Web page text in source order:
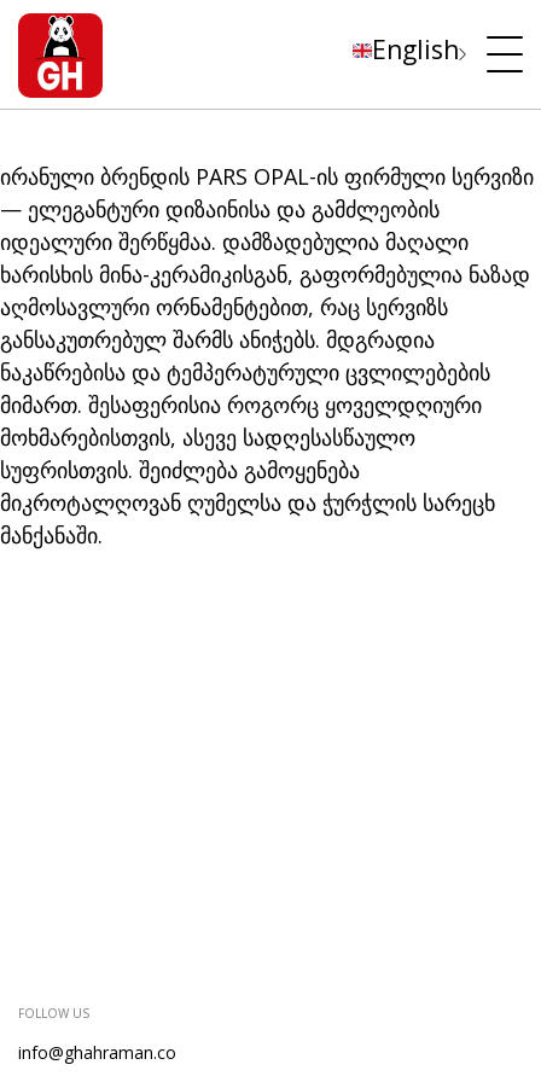
English
ირანული ბრენდის PARS OPAL-ის ფირმული სერვიზი
— ელეგანტური დიზაინისა და გამძლეობის
იდეალური შერწყმაა. დამზადებულია მაღალი
ხარისხის მინა-კერამიკისგან, გაფორმებულია ნაზად
აღმოსავლური ორნამენტებით, რაც სერვიზს
განსაკუთრებულ შარმს ანიჭებს. მდგრადია
ნაკაწრებისა და ტემპერატურული ცვლილებების
მიმართ. შესაფერისია როგორც ყოველდღიური
მოხმარებისთვის, ასევე სადღესასწაულო
სუფრისთვის. შეიძლება გამოყენება
მიკროტალღოვან ღუმელსა და ჭურჭლის სარეცხ
მანქანაში.
FOLLOW US
info@ghahraman.co